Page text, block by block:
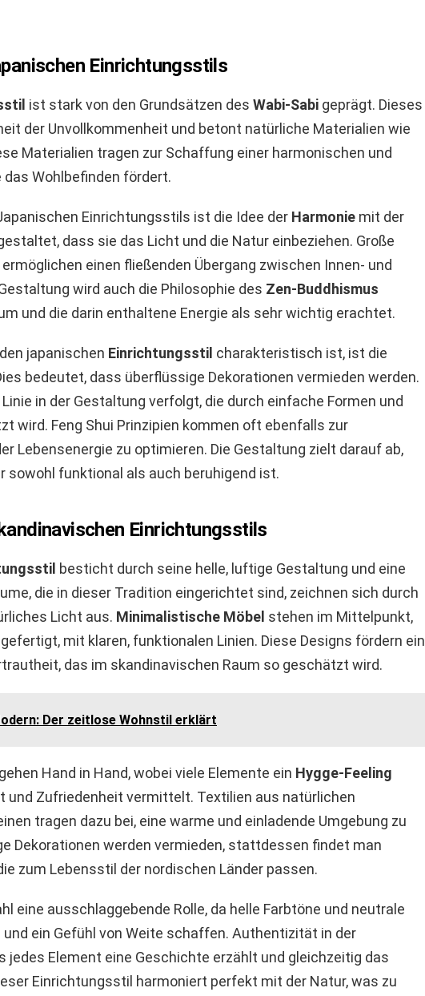
Einrichtungsstils
ist stark von den Grundsätzen des Wabi-Sabi geprägt. Dieses
der Unvollkommenheit und betont natürliche Materialien wie
Materialien tragen zur Schaffung einer harmonischen und
Wohlbefinden fördert.
Einrichtungsstils ist die Idee der Harmonie mit der
dass sie das Licht und die Natur einbeziehen. Große
einen fließenden Übergang zwischen Innen- und
wird auch die Philosophie des Zen-Buddhismus
und die darin enthaltene Energie als sehr wichtig erachtet.
japanischen Einrichtungsstil charakteristisch ist, ist die
bedeutet, dass überflüssige Dekorationen vermieden werden.
in der Gestaltung verfolgt, die durch einfache Formen und
wird. Feng Shui Prinzipien kommen oft ebenfalls zur
Lebensenergie zu optimieren. Die Gestaltung zielt darauf ab,
sowohl funktional als auch beruhigend ist.
Einrichtungsstils
besticht durch seine helle, luftige Gestaltung und eine
die in dieser Tradition eingerichtet sind, zeichnen sich durch
Licht aus. Minimalistische Möbel stehen im Mittelpunkt,
mit klaren, funktionalen Linien. Diese Designs fördern ein
das im skandinavischen Raum so geschätzt wird.
Der zeitlose Wohnstil erklärt
Hand in Hand, wobei viele Elemente ein Hygge-Feeling
und Zufriedenheit vermittelt. Textilien aus natürlichen
tragen dazu bei, eine warme und einladende Umgebung zu
Dekorationen werden vermieden, stattdessen findet man
zum Lebensstil der nordischen Länder passen.
eine ausschlaggebende Rolle, da helle Farbtöne und neutrale
ein Gefühl von Weite schaffen. Authentizität in der
jedes Element eine Geschichte erzählt und gleichzeitig das
Einrichtungsstil harmoniert perfekt mit der Natur, was zu